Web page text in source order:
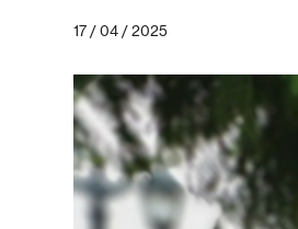
17 / 04 / 2025